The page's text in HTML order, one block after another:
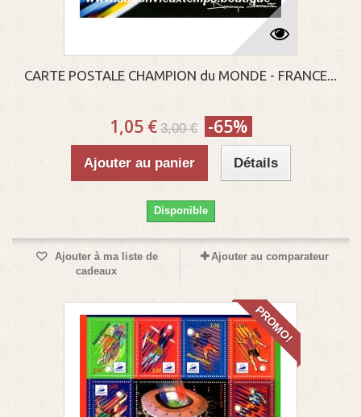
CARTE POSTALE CHAMPION du MONDE - FRANCE...
1,05 € 3,00 € -65%
Ajouter au panier Détails
Disponible
Ajouter à ma liste de
cadeaux
Ajouter au comparateur
PROMO!